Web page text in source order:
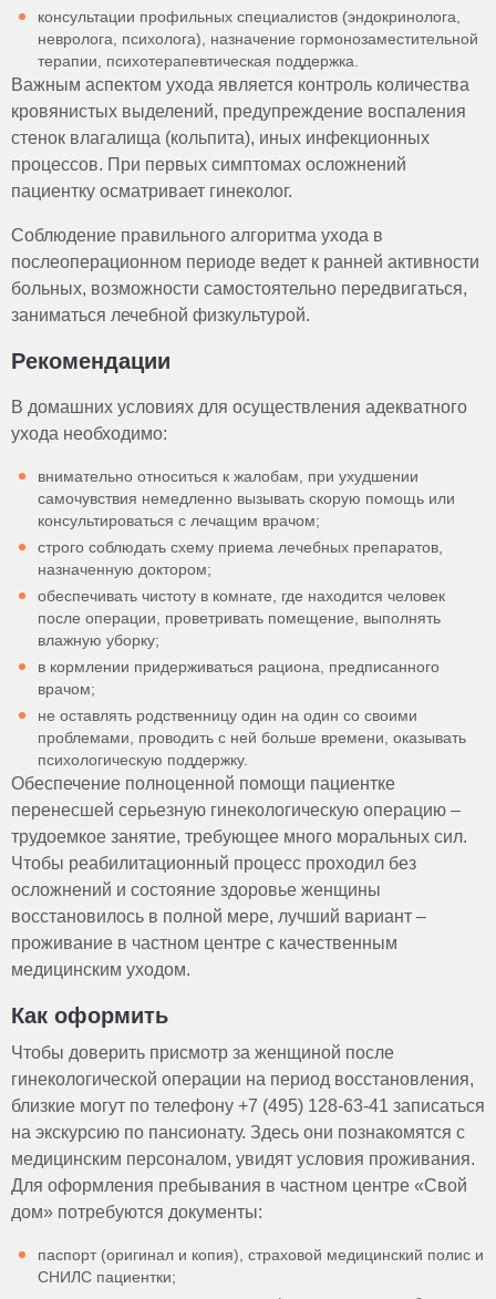
консультации профильных специалистов (эндокринолога,
невролога, психолога), назначение гормонозаместительной
терапии, психотерапевтическая поддержка.
Важным аспектом ухода является контроль количества
кровянистых выделений, предупреждение воспаления
стенок влагалища (кольпита), иных инфекционных
процессов. При первых симптомах осложнений
пациентку осматривает гинеколог.
Соблюдение правильного алгоритма ухода в
послеоперационном периоде ведет к ранней активности
больных, возможности самостоятельно передвигаться,
заниматься лечебной физкультурой.
Рекомендации
В домашних условиях для осуществления адекватного
ухода необходимо:
внимательно относиться к жалобам, при ухудшении
самочувствия немедленно вызывать скорую помощь или
консультироваться с лечащим врачом;
строго соблюдать схему приема лечебных препаратов,
назначенную доктором;
обеспечивать чистоту в комнате, где находится человек
после операции, проветривать помещение, выполнять
влажную уборку;
в кормлении придерживаться рациона, предписанного
врачом;
не оставлять родственницу один на один со своими
проблемами, проводить с ней больше времени, оказывать
психологическую поддержку.
Обеспечение полноценной помощи пациентке
перенесшей серьезную гинекологическую операцию –
трудоемкое занятие, требующее много моральных сил.
Чтобы реабилитационный процесс проходил без
осложнений и состояние здоровье женщины
восстановилось в полной мере, лучший вариант –
проживание в частном центре с качественным
медицинским уходом.
Как оформить
Чтобы доверить присмотр за женщиной после
гинекологической операции на период восстановления,
близкие могут по телефону +7 (495) 128-63-41 записаться
на экскурсию по пансионату. Здесь они познакомятся с
медицинским персоналом, увидят условия проживания.
Для оформления пребывания в частном центре «Свой
дом» потребуются документы:
паспорт (оригинал и копия), страховой медицинский полис и
СНИЛС пациентки;